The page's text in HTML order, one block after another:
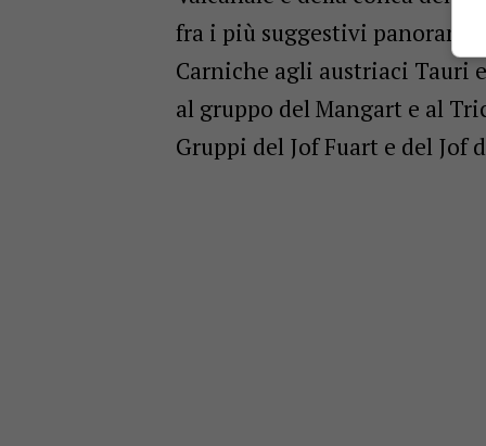
fra i più suggestivi panorami
Carniche agli austriaci Tauri
al gruppo del Mangart e al
Gruppi del Jof Fuart e del Jof